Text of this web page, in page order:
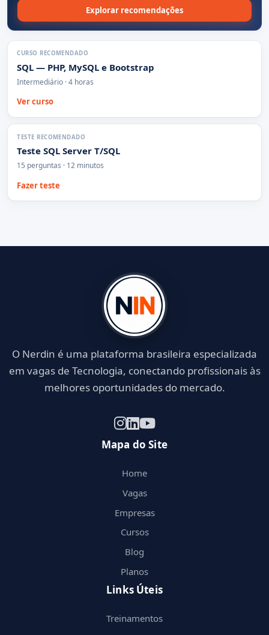
Explorar recomendações
CURSO RECOMENDADO
SQL — PHP, MySQL e Bootstrap
Intermediário · 4 horas
Ver curso
TESTE RECOMENDADO
Teste SQL Server T/SQL
15 perguntas · 12 minutos
Fazer teste
O Nerdin é uma plataforma brasileira especializada
em vagas de Tecnologia, conectando profissionais às
melhores oportunidades do mercado.
Mapa do Site
Home
Vagas
Empresas
Cursos
Blog
Planos
Links Úteis
Treinamentos